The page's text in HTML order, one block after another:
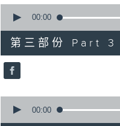
seconds
56
minutes,
19
seconds
90%
00:00
第三部份 Part
seconds
00:00